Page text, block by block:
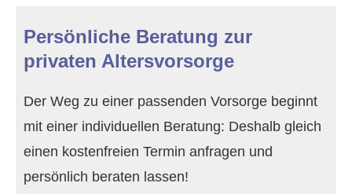
Persönliche Beratung zur
privaten Alters­vorsorge
Der Weg zu einer passenden Vorsorge beginnt
mit einer individuellen Beratung: Deshalb gleich
einen kostenfreien Termin anfragen und
persönlich beraten lassen!